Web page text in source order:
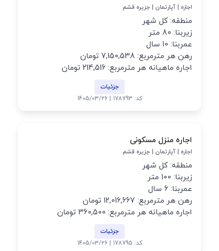
اجاره | آپارتمان | جزیره قشم
منطقه: کل شهر
زیربنا: 80 متر
عمربنا: 10 سال
رهن هر مترمربع: 7,150,538 تومان
اجاره ماهیانه هر مترمربع: 214,516 تومان
جزئیات
کد: 178793 | 1405/03/26
اجاره منزل مسکونی
اجاره | آپارتمان | جزیره قشم
منطقه: کل شهر
زیربنا: 100 متر
عمربنا: 6 سال
رهن هر مترمربع: 12,016,667 تومان
اجاره ماهیانه هر مترمربع: 360,500 تومان
جزئیات
کد: 178795 | 1405/03/26